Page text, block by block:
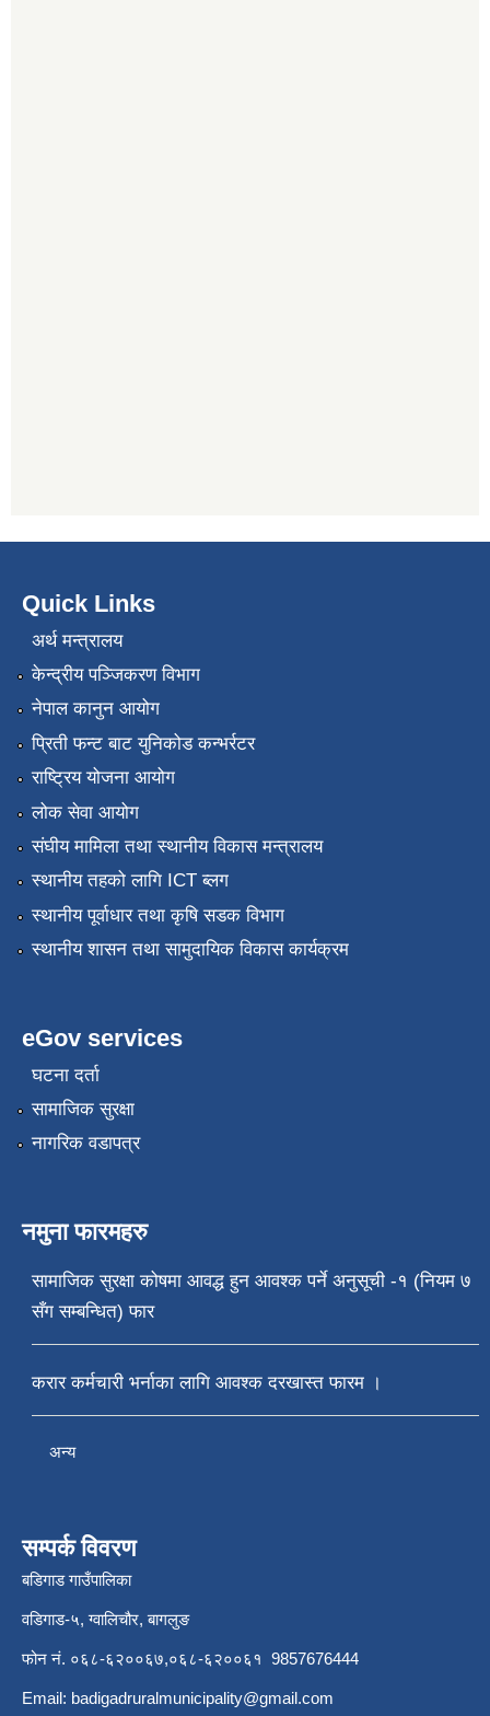
Quick Links
अर्थ मन्त्रालय
केन्द्रीय पञ्जिकरण विभाग
नेपाल कानुन आयोग
प्रिती फन्ट बाट युनिकोड कन्भर्रटर
राष्ट्रिय योजना आयोग
लोक सेवा आयोग
संघीय मामिला तथा स्थानीय विकास मन्त्रालय
स्थानीय तहको लागि ICT ब्लग
स्थानीय पूर्वाधार तथा कृषि सडक विभाग
स्थानीय शासन तथा सामुदायिक विकास कार्यक्रम
eGov services
घटना दर्ता
सामाजिक सुरक्षा
नागरिक वडापत्र
नमुना फारमहरु
सामाजिक सुरक्षा कोषमा आवद्ध हुन आवश्क पर्ने अनुसूची -१ (नियम ७
सँग सम्बन्धित) फार
करार कर्मचारी भर्नाका लागि आवश्क दरखास्त फारम ।
अन्य
सम्पर्क विवरण
बडिगाड गाउँपालिका
वडिगाड-५, ग्वालिचौर, बागलुङ
फोन नं. ०६८-६२००६७,०६८-६२००६१ 9857676444
Email: badigadruralmunicipality@gmail.com